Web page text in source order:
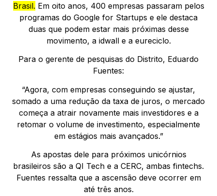
Brasil. Em oito anos, 400 empresas passaram pelos
programas do Google for Startups e ele destaca
duas que podem estar mais próximas desse
movimento, a idwall e a eureciclo.
Para o gerente de pesquisas do Distrito, Eduardo
Fuentes:
“Agora, com empresas conseguindo se ajustar,
somado a uma redução da taxa de juros, o mercado
começa a atrair novamente mais investidores e a
retomar o volume de investimento, especialmente
em estágios mais avançados.”
As apostas dele para próximos unicórnios
brasileiros são a QI Tech e a CERC, ambas fintechs.
Fuentes ressalta que a ascensão deve ocorrer em
até três anos.